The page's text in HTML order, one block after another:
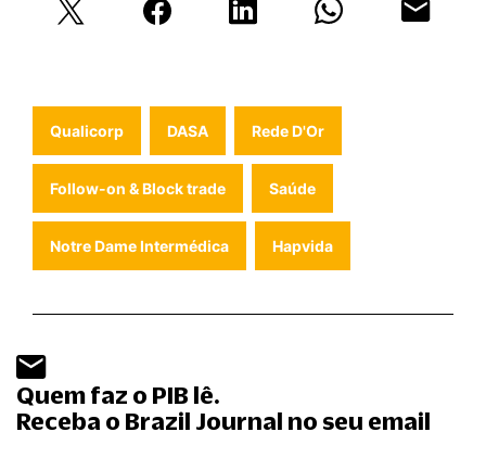
Qualicorp DASA Rede D'Or
Follow-on & Block trade Saúde
Notre Dame Intermédica Hapvida
Quem faz o PIB lê.
Receba o Brazil Journal no seu email